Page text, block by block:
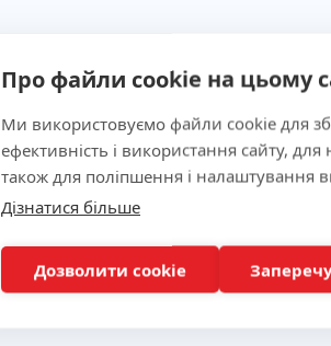
Про файли cookie на цьому
Ми використовуємо файли cookie для
ефективність і використання сайту,
також для поліпшення і налаштування
Дізнатися більше
Дозволити cookie
Клінічна значимість
Показання
Метод
Підготовка